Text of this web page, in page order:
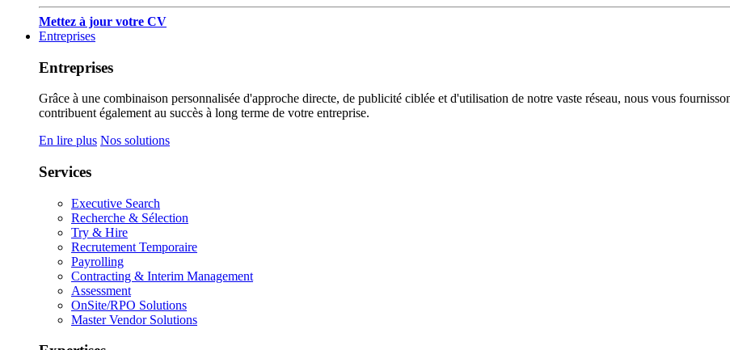
Mettez à jour votre CV
Entreprises
Entreprises
Grâce à une combinaison personnalisée d'approche directe, de publicité ciblée et d'utilisation de notre vaste réseau, nous vous
contribuent également au succès à long terme de votre entreprise.
En lire plus Nos solutions
Services
Executive Search
Recherche & Sélection
Try & Hire
Recrutement Temporaire
Payrolling
Contracting & Interim Management
Assessment
OnSite/RPO Solutions
Master Vendor Solutions